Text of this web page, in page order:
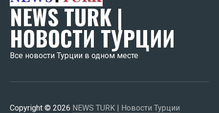
NEWS TURK |
НОВОСТИ ТУРЦИИ
Все новости Турции в одном месте
Copyright © 2026 NEWS TURK | Новости Турции